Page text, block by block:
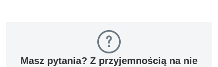
Masz pytania? Z przyjemnością na nie